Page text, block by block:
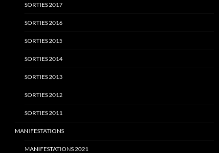
SORTIES 2017
SORTIES 2016
SORTIES 2015
SORTIES 2014
SORTIES 2013
SORTIES 2012
SORTIES 2011
MANIFESTATIONS
MANIFESTATIONS 2021